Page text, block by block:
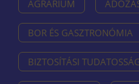
AGRÁRIUM
BOR ÉS GASZTRONÓMIA
BIZTOSÍTÁSI